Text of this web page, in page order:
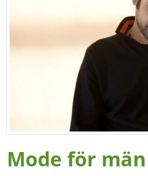
Mode för